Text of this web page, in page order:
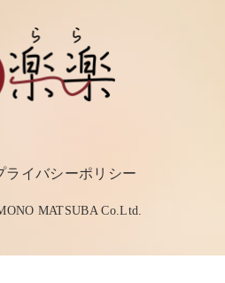
ライバシーポリシー
MATSUBA Co.Ltd.